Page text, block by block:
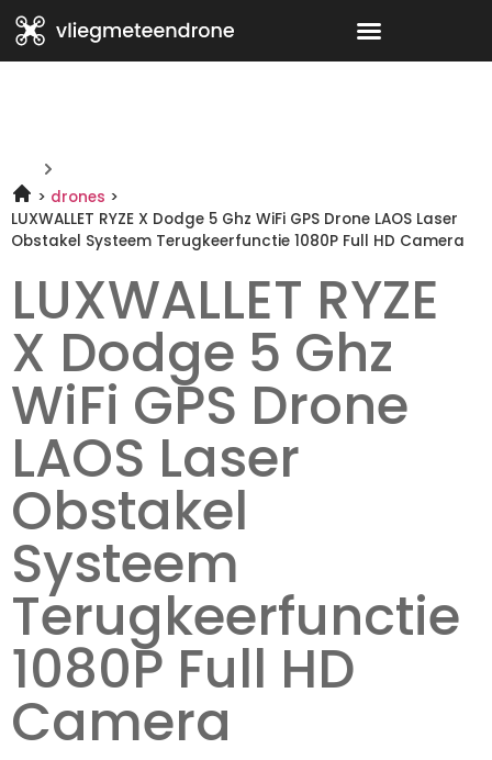
drones
LUXWALLET RYZE X Dodge 5 Ghz WiFi GPS Drone LAOS Laser
Obstakel Systeem Terugkeerfunctie 1080P Full HD Camera
LUXWALLET RYZE
X Dodge 5 Ghz
WiFi GPS Drone
LAOS Laser
Obstakel
Systeem
Terugkeerfunctie
1080P Full HD
Camera